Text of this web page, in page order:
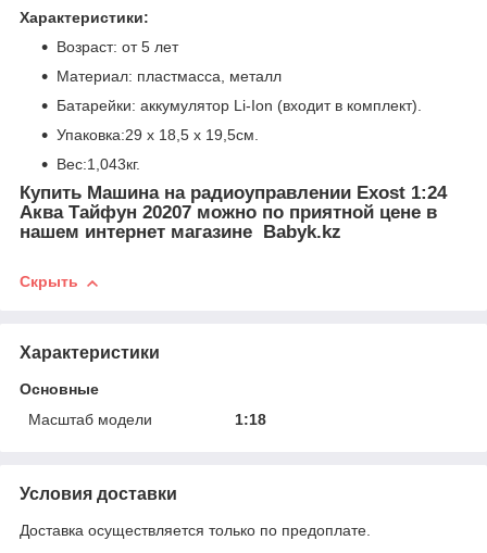
Характеристики:
Возраст: от 5 лет
Материал: пластмасса, металл
Батарейки: аккумулятор Li-Ion (входит в комплект).
Упаковка:29 х 18,5 х 19,5см.
Вес:1,043кг.
Купить Машина на радиоуправлении Exost 1:24
Аква Тайфун 20207 можно по приятной цене в
нашем интернет магазине Babyk.kz
Скрыть
Характеристики
Основные
Масштаб модели
1:18
Условия доставки
Доставка осуществляется только по предоплате.